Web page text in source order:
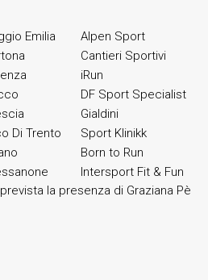
Emilia
Alpen Sport
Cantieri Sportivi
iRun
DF Sport Specialist
Gialdini
Di Trento
Sport Klinikk
Born to Run
Intersport Fit & Fun
la presenza di Graziana Pè